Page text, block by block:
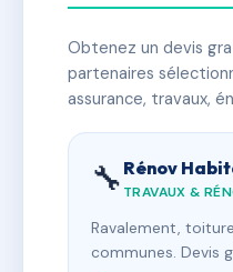
Obtenez un devis
partenaires
assurance, travaux,
🔧 Rénov
TRAVAUX &
Ravalement,
communes. Devis